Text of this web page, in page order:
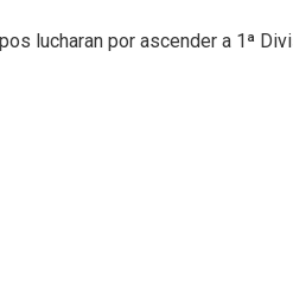
lucharan por ascender a 1ª